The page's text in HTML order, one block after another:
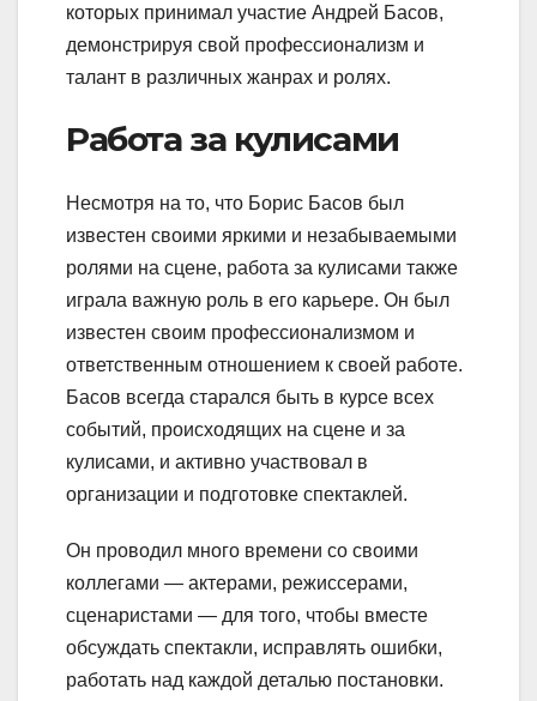
которых принимал участие Андрей Басов,
демонстрируя свой профессионализм и
талант в различных жанрах и ролях.
Работа за кулисами
Несмотря на то, что Борис Басов был
известен своими яркими и незабываемыми
ролями на сцене, работа за кулисами также
играла важную роль в его карьере. Он был
известен своим профессионализмом и
ответственным отношением к своей работе.
Басов всегда старался быть в курсе всех
событий, происходящих на сцене и за
кулисами, и активно участвовал в
организации и подготовке спектаклей.
Он проводил много времени со своими
коллегами — актерами, режиссерами,
сценаристами — для того, чтобы вместе
обсуждать спектакли, исправлять ошибки,
работать над каждой деталью постановки.